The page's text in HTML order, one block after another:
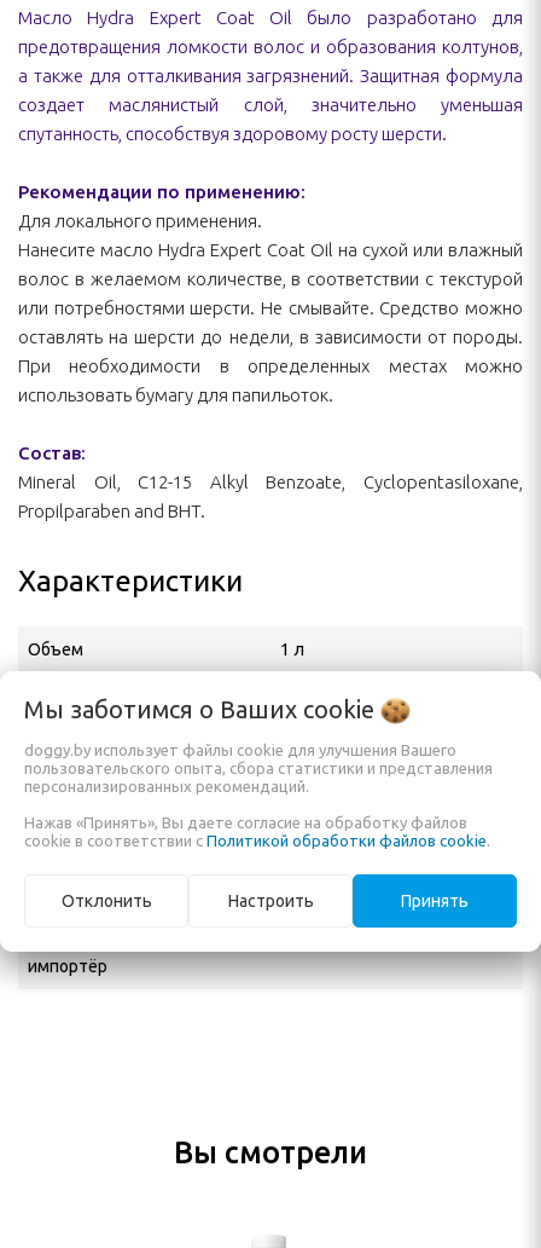
Масло Hydra Expert Coat Oil было разработано для
предотвращения ломкости волос и образования колтунов,
а также для отталкивания загрязнений. Защитная формула
создает маслянистый слой, значительно уменьшая
спутанность, способствуя здоровому росту шерсти.
Рекомендации по применению:
Для локального применения.
Нанесите масло Hydra Expert Coat Oil на сухой или влажный
волос в желаемом количестве, в соответствии с текстурой
или потребностями шерсти. Не смывайте. Средство можно
оставлять на шерсти до недели, в зависимости от породы.
При необходимости в определенных местах можно
использовать бумагу для папильоток.
Состав:
Mineral Oil, C12-15 Alkyl Benzoate, Cyclopentasiloxane,
Propilparaben and BHT.
Характеристики
Объем 1 л
Назначение
Уход за шерстью, Масло для
шерсти
Производитель HYDRA
Адрес производителя
R. Pantojo, 1053 - Vila Reg.
Feijó, São Paulo - SP, 03343-
Официальный
импортёр
ИП Кузьменко Е. А.
Вы смотрели
Мы заботимся о Ваших cookie
doggy.by использует файлы cookie для улучшения Вашего
пользовательского опыта, сбора статистики и представления
персонализированных рекомендаций.
Нажав «Принять», Вы даете согласие на обработку файлов
cookie в соответствии с Политикой обработки файлов cookie
Отклонить Настроить Принять